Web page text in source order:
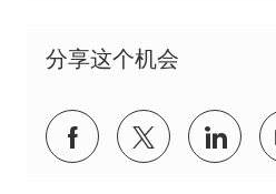
分享这个机会
通过Facebook分享
通过推特分
通过